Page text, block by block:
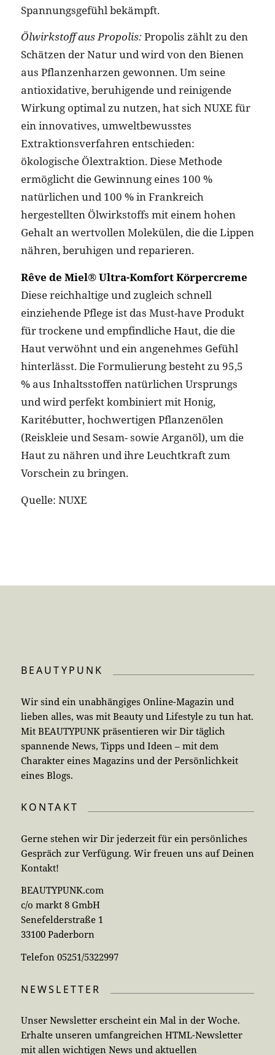
Spannungsgefühl bekämpft.
Ölwirkstoff aus Propolis:Propolis zählt zu den
Schätzen der Natur und wird von den Bienen
aus Pflanzenharzen gewonnen. Um seine
antioxidative, beruhigende und reinigende
Wirkung optimal zu nutzen, hat sich NUXE für
ein innovatives, umweltbewusstes
Extraktionsverfahren entschieden:
ökologische Ölextraktion. Diese Methode
ermöglicht die Gewinnung eines 100 %
natürlichen und 100 % in Frankreich
hergestellten Ölwirkstoffs mit einem hohen
Gehalt an wertvollen Molekülen, die die Lippen
nähren, beruhigen und reparieren.
Rêve de Miel® Ultra-Komfort Körpercreme
Diese reichhaltige und zugleich schnell
einziehende Pflege ist das Must-have Produkt
für trockene und empfindliche Haut, die die
Haut verwöhnt und ein angenehmes Gefühl
hinterlässt. Die Formulierung besteht zu 95,5
% aus Inhaltsstoffen natürlichen Ursprungs
und wird perfekt kombiniert mit Honig,
Karitébutter, hochwertigen Pflanzenölen
(Reiskleie und Sesam- sowie Arganöl), um die
Haut zu nähren und ihre Leuchtkraft zum
Vorschein zu bringen.
Quelle: NUXE
BEAUTYPUNK
Wir sind ein unabhängiges Online-Magazin und
lieben alles, was mit Beauty und Lifestyle zu tun hat.
Mit BEAUTYPUNK präsentieren wir Dir täglich
spannende News, Tipps und Ideen – mit dem
Charakter eines Magazins und der Persönlichkeit
eines Blogs.
KONTAKT
Gerne stehen wir Dir jederzeit für ein persönliches
Gespräch zur Verfügung. Wir freuen uns auf Deinen
Kontakt!
BEAUTYPUNK.com
c/o markt 8 GmbH
Senefelderstraße 1
33100 Paderborn
Telefon 05251/5322997
NEWSLETTER
Unser Newsletter erscheint ein Mal in der Woche.
Erhalte unseren umfangreichen HTML-Newsletter
mit allen wichtigen News und aktuellen